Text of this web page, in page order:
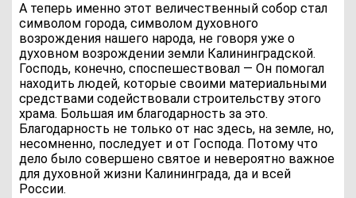
А теперь именно этот величественный собор стал
символом города, символом духовного
возрождения нашего народа, не говоря уже о
духовном возрождении земли Калининградской.
Господь, конечно, споспешествовал — Он помогал
находить людей, которые своими материальными
средствами содействовали строительству этого
храма. Большая им благодарность за это.
Благодарность не только от нас здесь, на земле, но,
несомненно, последует и от Господа. Потому что
дело было совершено святое и невероятно важное
для духовной жизни Калининграда, да и всей
России.